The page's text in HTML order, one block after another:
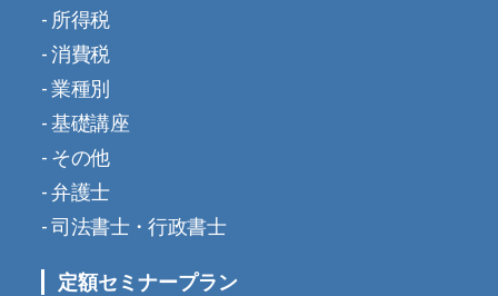
所得税
消費税
業種別
基礎講座
その他
弁護士
司法書士・行政書士
定額セミナープラン